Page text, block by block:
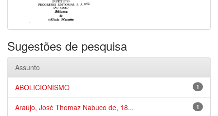
Sugestões de pesquisa
Assunto
1
ABOLICIONISMO
1
Araújo, José Thomaz Nabuco de, 18...